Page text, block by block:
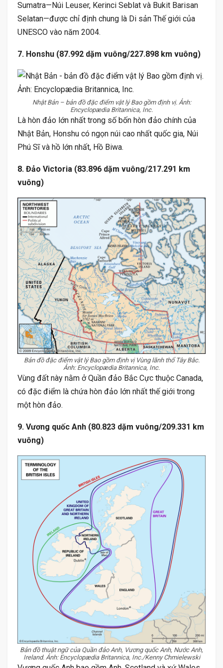
Sumatra—Núi Leuser, Kerinci Seblat và Bukit Barisan
Selatan—được chỉ định chung là Di sản Thế giới của
UNESCO vào năm 2004.
7. Honshu (87.992 dặm vuông/227.898 km vuông)
Nhật Bản – bản đồ đặc điểm vật lý Bao gồm định vị. Ảnh:
Encyclopædia Britannica, Inc.
Là hòn đảo lớn nhất trong số bốn hòn đảo chính của
Nhật Bản, Honshu có ngọn núi cao nhất quốc gia, Núi
Phú Sĩ và hồ lớn nhất, Hồ Biwa.
8. Đảo Victoria (83.896 dặm vuông/217.291 km
vuông)
Bản đồ đặc điểm vật lý Bao gồm định vị Vùng lãnh thổ Tây Bắc.
Ảnh: Encyclopædia Britannica, Inc.
Vùng đất này nằm ở Quần đảo Bắc Cực thuộc Canada,
có đặc điểm là chứa hòn đảo lớn nhất thế giới trong
một hòn đảo.
9. Vương quốc Anh (80.823 dặm vuông/209.331 km
vuông)
Bản đồ thuật ngữ của Quần đảo Anh, Vương quốc Anh, Nước Anh,
Ireland. Ảnh: Encyclopædia Britannica, Inc./Kenny Chmielewski